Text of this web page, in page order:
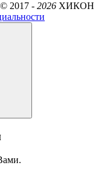
© 2017 - 2026 ХИКОН